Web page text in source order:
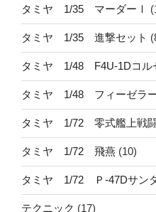
タミヤ 1/35 マーダーⅠ
タミヤ 1/35 進撃セット
タミヤ 1/48 F4U-1Dコル
タミヤ 1/48 フィーゼラー
タミヤ 1/72 零式艦上戦
タミヤ 1/72 飛燕 (10)
タミヤ 1/72 Ｐ-47Dサン
テクニック (17)